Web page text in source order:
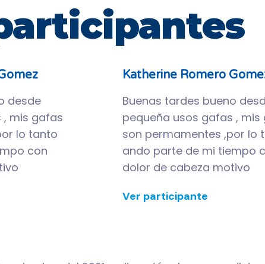
desde
mis gafas
lo tanto
con
Katherine Romero
Buenas tardes bueno
pequeña usos gafas , mis
son permamentes ,por lo
ando parte de mi tiempo
dolor de cabeza motivo
Ver participante